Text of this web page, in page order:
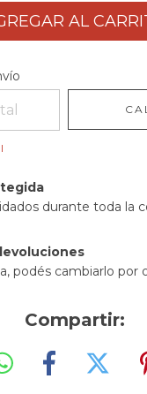
durante toda la
podés cambiarlo por
Compartir: